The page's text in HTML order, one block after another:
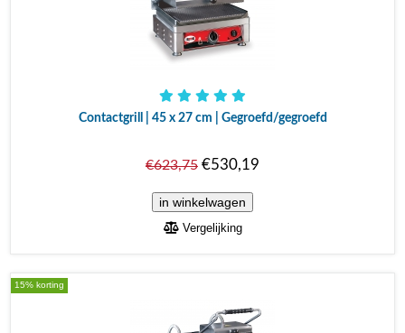
Contactgrill | 45 x 27 cm | Gegroefd/gegroefd
€623,75 €530,19
Vergelijking
15% korting